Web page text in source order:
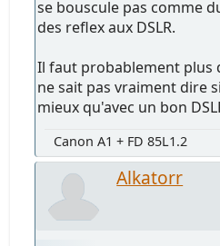
se bouscule pas comme
des reflex aux DSLR.
Il faut probablement plus
ne sait pas vraiment dire
mieux qu'avec un bon
Canon A1 + FD 85L1.2
Alkatorr